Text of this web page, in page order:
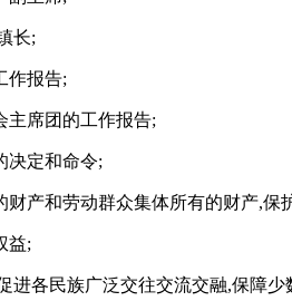
长;
作报告;
主席团的工作报告;
决定和命令;
产和劳动群众集体所有的财产,
益;
进各民族广泛交往交流交融,保障